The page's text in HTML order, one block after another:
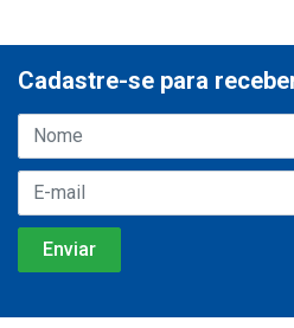
Cadastre-se para